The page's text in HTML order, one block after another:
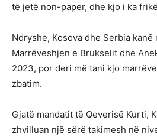
të jetë non-paper, dhe kjo i ka
Ndryshe, Kosova dhe Serbia
Marrëveshjen e Brukselit dhe
2023, por deri më tani kjo
zbatim.
Gjatë mandatit të Qeverisë Kurti,
zhvilluan një sërë takimesh në